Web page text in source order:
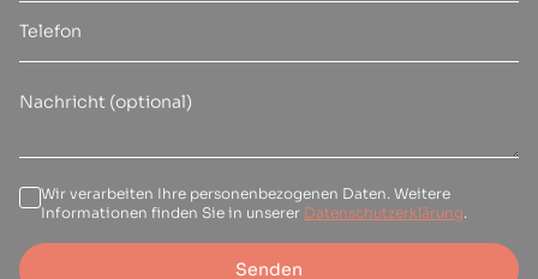
Wir verarbeiten Ihre personenbezogenen Daten. Weitere
Informationen finden Sie in unserer Datenschutzerklärung.
Senden